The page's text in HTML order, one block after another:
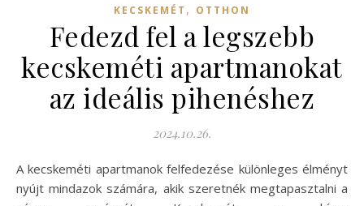
KECSKEMÉT , OTTHON
Fedezd fel a legszebb
kecskeméti apartmanokat
az ideális pihenéshez
2024.10.26.
A kecskeméti apartmanok felfedezése különleges élményt
nyújt mindazok számára, akik szeretnék megtapasztalni a